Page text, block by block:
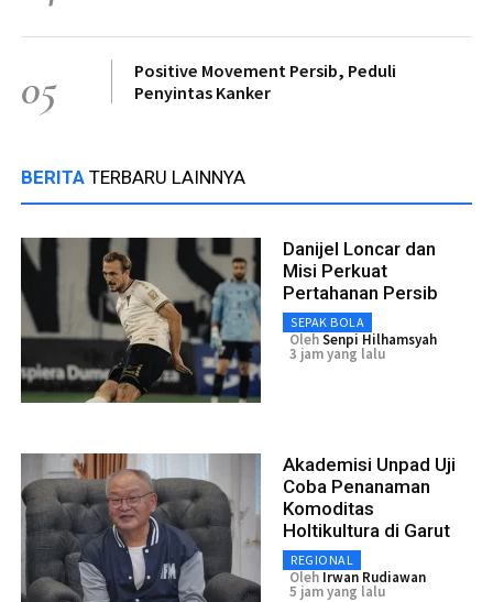
05
Positive Movement Persib, Peduli
Penyintas Kanker
BERITA TERBARU LAINNYA
Danijel Loncar dan
Misi Perkuat
Pertahanan Persib
SEPAK BOLA
OlehSenpi Hilhamsyah
3 jam yang lalu
Akademisi Unpad Uji
Coba Penanaman
Komoditas
Holtikultura di Garut
REGIONAL
Oleh Irwan Rudiawan
5 jam yang lalu